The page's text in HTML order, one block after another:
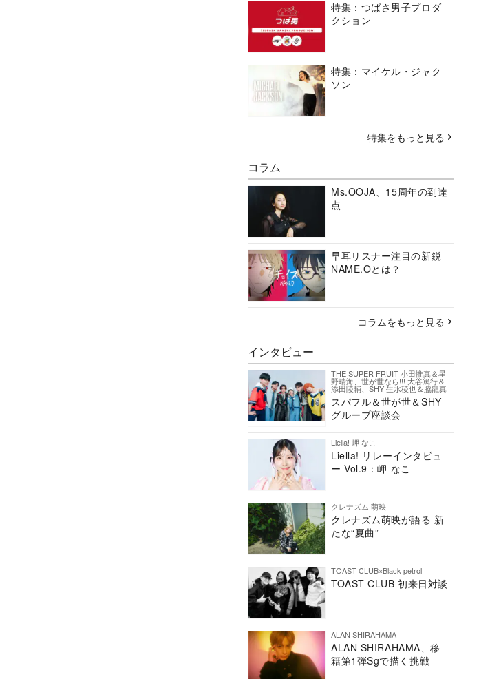
特集：つばさ男子プロダ
クション
特集：マイケル・ジャク
ソン
特集をもっと見る
コラム
Ms.OOJA、15周年の到達
点
早耳リスナー注目の新鋭
NAME.Oとは？
コラムをもっと見る
インタビュー
THE SUPER FRUIT 小田惟真＆星
野晴海、世が世なら!!! 大谷篤行＆
添田陵輔、SHY 生水稜也＆脇龍真
スパフル＆世が世＆SHY
グループ座談会
Liella! 岬 なこ
Liella! リレーインタビュ
ー Vol.9：岬 なこ
クレナズム 萌映
クレナズム萌映が語る 新
たな“夏曲”
TOAST CLUB×Black petrol
TOAST CLUB 初来日対談
ALAN SHIRAHAMA
ALAN SHIRAHAMA、移
籍第1弾Sgで描く挑戦